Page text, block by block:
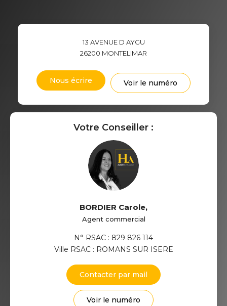
13 AVENUE D AYGU
26200 MONTELIMAR
Nous écrire Voir le numéro
Votre Conseiller :
BORDIER Carole,
Agent commercial
N° RSAC : 829 826 114
Ville RSAC : ROMANS SUR ISERE
Contacter par mail
Voir le numéro